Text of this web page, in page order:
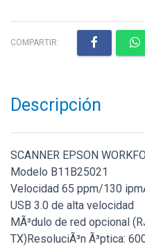
COMPARTIR:
Descripción
SCANNER EPSON
Modelo B11B25021
Velocidad 65 ppm/130
USB 3.0 de alta velocidad
MÃ³dulo de red opcional
TX)ResoluciÃ³n Ã³ptica: